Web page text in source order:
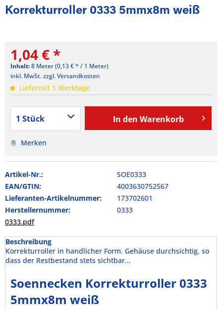
Korrekturroller 0333 5mmx8m weiß
1,04 € *
Inhalt:8 Meter (0,13 € * / 1 Meter)
inkl. MwSt.zzgl. Versandkosten
Lieferzeit 1 Werktage
In den Warenkorb
Merken
Artikel-Nr.:
SOE0333
EAN/GTIN:
4003630752567
Lieferanten-Artikelnummer:
173702601
Herstellernummer:
0333
0333.pdf
Beschreibung
Korrekturroller in handlicher Form. Gehäuse durchsichtig, so
dass der Restbestand stets sichtbar...
Soennecken Korrekturroller 0333
5mmx8m weiß